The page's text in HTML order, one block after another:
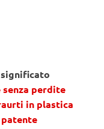
senza perdite
in plastica